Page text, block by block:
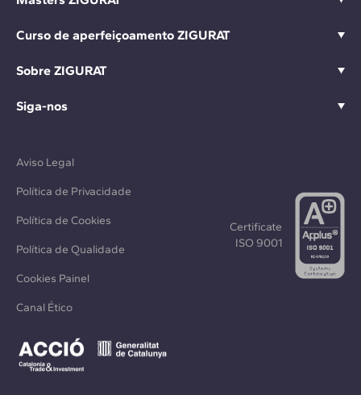
Curso de aperfeiçoamento ZIGURAT
Sobre ZIGURAT
Siga-nos
Aviso Legal
Política de Privacidade
Política de Cookies
Política de Qualidade
Cookies Painel
Canal Ético
Certificate
ISO 9001